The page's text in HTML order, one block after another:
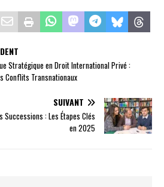
Stratégique en Droit International Privé :
Conflits Transnationaux
SUIVANT
: Les Étapes Clés
en 2025